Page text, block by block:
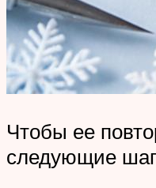
Чтобы ее
следующие